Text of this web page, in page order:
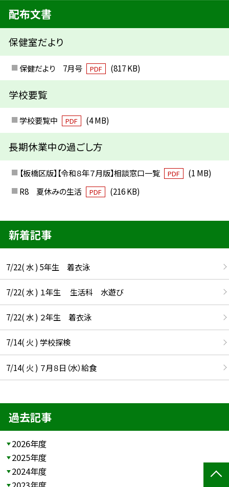
配布文書
保健室だより
保健だより 7月号 PDF (817 KB)
学校要覧
学校要覧中 PDF (4 MB)
長期休業中の過ごし方
【板橋区版】【令和８年７月版】相談窓口一覧 PDF
(1 MB)
R8 夏休みの生活
PDF (216 KB)
新着記事
7/22( 水 ) 5年生 着衣泳
7/22( 水 ) １年生 生活科 水遊び
7/22( 水 ) ２年生 着衣泳
7/14( 火 ) 学校探検
7/14( 火 ) ７月８日（水）給食
過去記事
2026年度
2025年度
2024年度